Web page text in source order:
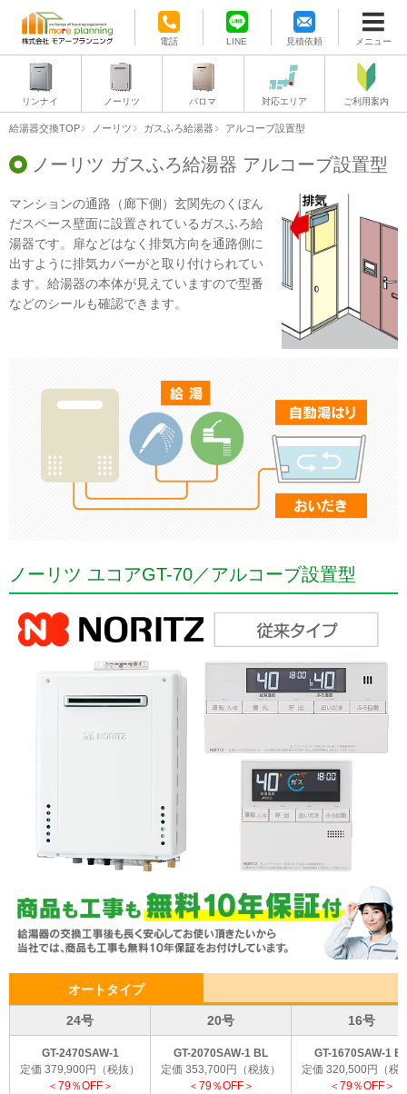
電話 LINE 見積依頼 メニュー
リンナイ ノーリツ パロマ 対応エリア ご利用案内
給湯器交換TOP ノーリツ ガスふろ給湯器 アルコーブ設置型
ノーリツ ガスふろ給湯器 アルコーブ設置型
マンションの通路（廊下側）玄関先のくぼん
だスペース壁面に設置されているガスふろ給
湯器です。扉などはなく排気方向を通路側に
出すように排気カバーがと取り付けられてい
ます。給湯器の本体が見えていますので型番
などのシールも確認できます。
ノーリツ ユコアGT-70／アルコーブ設置型
オートタイプ
24号 20号 16号
GT-2470SAW-1
定価 379,900円（税抜）
＜79％OFF＞
GT-2070SAW-1 BL
定価 353,700円（税抜）
＜79％OFF＞
GT-1670SAW-1
定価 320,500円（税
＜79％OFF＞